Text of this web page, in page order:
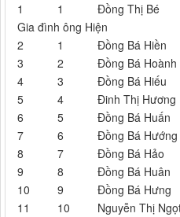
1
1
Đồng Thị Bé
Gia đình ông Hiện
2
1
Đồng Bá Hiền
3
2
Đồng Bá Hoành
4
3
Đồng Bá Hiếu
5
4
Đinh Thị Hương
6
5
Đồng Bá Huấn
7
6
Đồng Bá Hướng
8
7
Đồng Bá Hảo
9
8
Đồng Bá Huân
10
9
Đồng Bá Hưng
11
10
Nguyễn Thị